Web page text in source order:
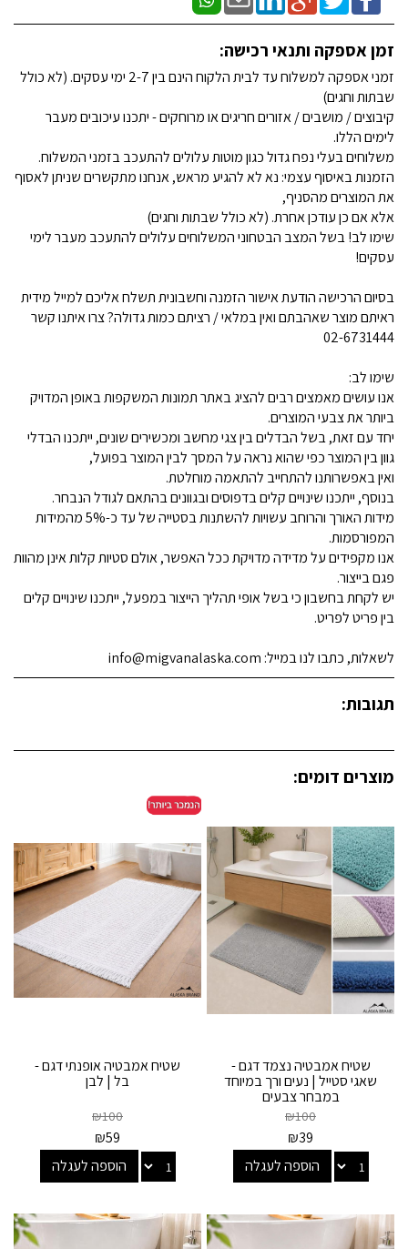
זמן אספקה ותנאי רכישה:
זמני אספקה למשלוח עד לבית הלקוח הינם בין 2-7 ימי עסקים. (לא כולל
שבתות וחגים)
קיבוצים / מושבים / אזורים חריגים או מרוחקים - יתכנו עיכובים מעבר
לימים הללו.
משלוחים בעלי נפח גדול כגון מוטות עלולים להתעכב בזמני המשלוח.
הזמנות באיסוף עצמי: נא לא להגיע מראש, אנחנו מתקשרים שניתן לאסוף
את המוצרים מהסניף,
אלא אם כן עודכן אחרת. (לא כולל שבתות וחגים)
שימו לב! בשל המצב הבטחוני המשלוחים עלולים להתעכב מעבר לימי
עסקים!
בסיום הרכישה הודעת אישור הזמנה וחשבונית תשלח אליכם למייל מידית
ראיתם מוצר שאהבתם ואין במלאי / רציתם כמות גדולה? צרו איתנו קשר
02-6731444
שימו לב:
אנו עושים מאמצים רבים להציג באתר תמונות המשקפות באופן המדויק
ביותר את צבעי המוצרים.
יחד עם זאת, בשל הבדלים בין צגי מחשב ומכשירים שונים, ייתכנו הבדלי
גוון בין המוצר כפי שהוא נראה על המסך לבין המוצר בפועל,
ואין באפשרותנו להתחייב להתאמה מוחלטת.
בנוסף, ייתכנו שינויים קלים בדפוסים ובגוונים בהתאם לגודל הנבחר.
מידות האורך והרוחב עשויות להשתנות בסטייה של עד כ-5% מהמידות
המפורסמות.
אנו מקפידים על מדידה מדויקת ככל האפשר, אולם סטיות קלות אינן מהוות
פגם בייצור.
יש לקחת בחשבון כי בשל אופי תהליך הייצור במפעל, ייתכנו שינויים קלים
בין פריט לפריט.
לשאלות, כתבו לנו במייל: info@migvanalaska.com
תגובות:
מוצרים דומים:
שטיח אמבטיה נצמד דגם -
שאגי סטייל | נעים ורך במיוחד
במבחר צבעים
₪100
₪39
הוספה לעגלה
שטיח אמבטיה אופנתי דגם -
בל | לבן
₪100
₪59
הוספה לעגלה